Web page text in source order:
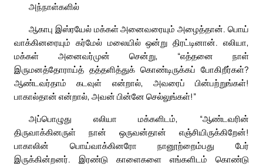
அந்நாள்களில்
ஆகாபு இஸ்ரயேல் மக்கள் அனைவரையும் அழைத்தான். பொய்
வாக்கினரையும் கர்மேல் மலையில் ஒன்று திரட்டினான். எலியா,
மக்கள் அனைவர்முன் சென்று, “எத்தனை நாள்
இருமனத்தோராய்த் தத்தளித்துக் கொண்டிருக்கப் போகிறீர்கள்?
ஆண்டவர்தாம் கடவுள் என்றால், அவரைப் பின்பற்றுங்கள்!
பாகால்தான் என்றால், அவன் பின்னே செல்லுங்கள்!”
அப்பொழுது எலியா மக்களிடம், “ஆண்டவரின்
திருவாக்கினருள் நான் ஒருவன்தான் எஞ்சியிருக்கிறேன்!
பாகாலின் பொய்வாக்கினரோ நானூற்றைம்பது பேர்
இருக்கின்றனர். இரண்டு காளைகளை எங்களிடம் கொண்டு